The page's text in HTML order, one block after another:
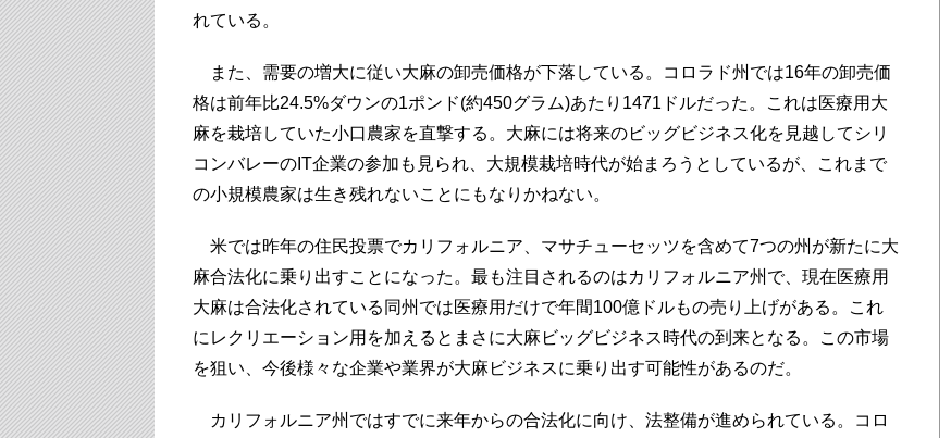
れている。
また、需要の増大に従い大麻の卸売価格が下落している。コロラド州では16年の卸売価
格は前年比24.5%ダウンの1ポンド(約450グラム)あたり1471ドルだった。これは医療用大
麻を栽培していた小口農家を直撃する。大麻には将来のビッグビジネス化を見越してシリ
コンバレーのIT企業の参加も見られ、大規模栽培時代が始まろうとしているが、これまで
の小規模農家は生き残れないことにもなりかねない。
米では昨年の住民投票でカリフォルニア、マサチューセッツを含めて7つの州が新たに大
麻合法化に乗り出すことになった。最も注目されるのはカリフォルニア州で、現在医療用
大麻は合法化されている同州では医療用だけで年間100億ドルもの売り上げがある。これ
にレクリエーション用を加えるとまさに大麻ビッグビジネス時代の到来となる。この市場
を狙い、今後様々な企業や業界が大麻ビジネスに乗り出す可能性があるのだ。
カリフォルニア州ではすでに来年からの合法化に向け、法整備が進められている。コロ